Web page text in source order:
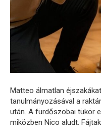
Matteo álmatlan
tanulmányozásával a
után. A fürdőszobai tükör
miközben Nico aludt.